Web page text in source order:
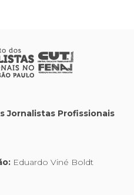
Jornalistas Profissionais
Eduardo Viné Boldt